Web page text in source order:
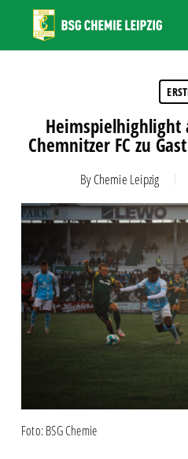
main
Heimspielhighlight
Chemnitzer FC zu
By Chemie Leipzig
Foto: BSG Chemie